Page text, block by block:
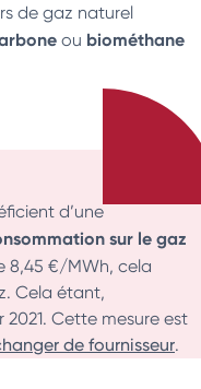
de gaz naturel
ou biométhane
d’une
sur le gaz
8,45 €/MWh, cela
Cela étant,
2021. Cette mesure est
de fournisseur.